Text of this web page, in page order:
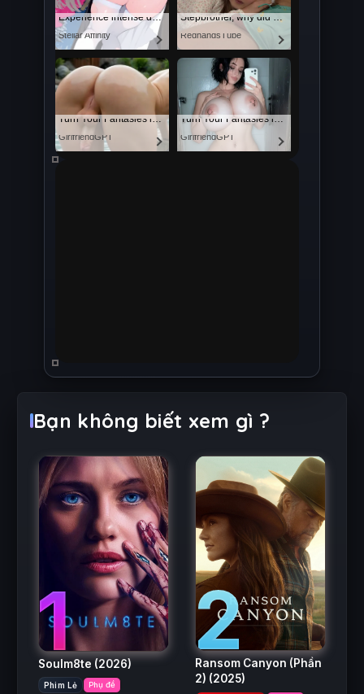
Bạn không biết xem gì ?
1
Soulm8te (2026)
Phim Lẻ Phụ đề
2
Ransom Canyon (Phần
2) (2025)